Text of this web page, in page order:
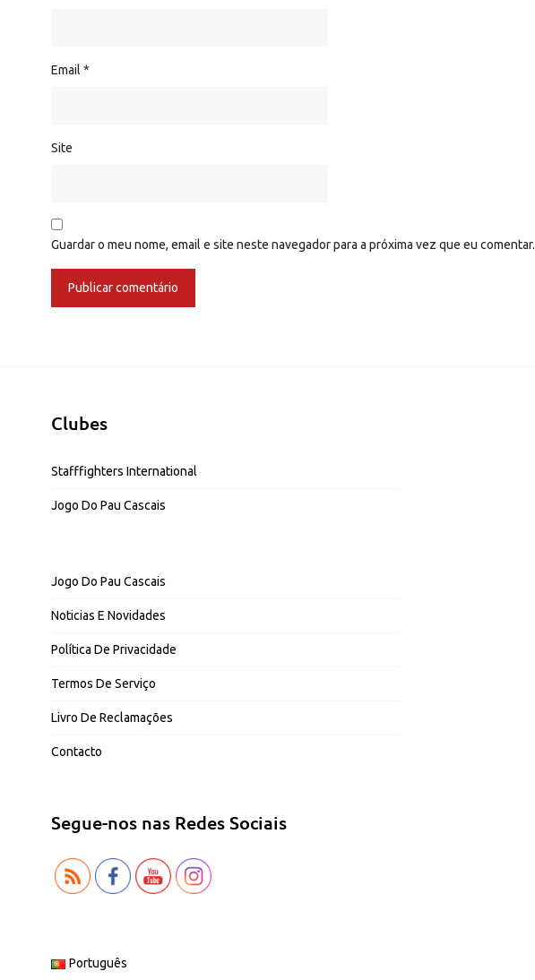
Email *
Site
Guardar o meu nome, email e site neste navegador para a próxima vez que eu comentar.
Clubes
Stafffighters International
Jogo Do Pau Cascais
Jogo Do Pau Cascais
Noticias E Novidades
Política De Privacidade
Termos De Serviço
Livro De Reclamações
Contacto
Segue-nos nas Redes Sociais
Português